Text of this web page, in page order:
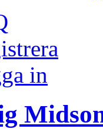
in